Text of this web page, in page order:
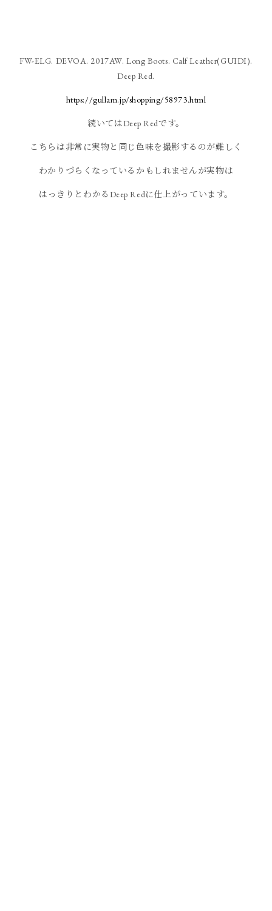
FW-ELG. DEVOA. 2017AW. Long Boots. Calf Leather(GUIDI).
Deep Red.
https://gullam.jp/shopping/58973.html
続いてはDeep Redです。
こちらは非常に実物と同じ色味を撮影するのが難しく
わかりづらくなっているかもしれませんが実物は
はっきりとわかるDeep Redに仕上がっています。